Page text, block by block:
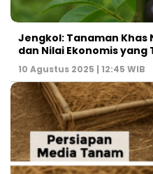
Jengkol: Tanaman Khas
dan Nilai Ekonomis yang
10 Agustus 2025 | 12:45 WIB